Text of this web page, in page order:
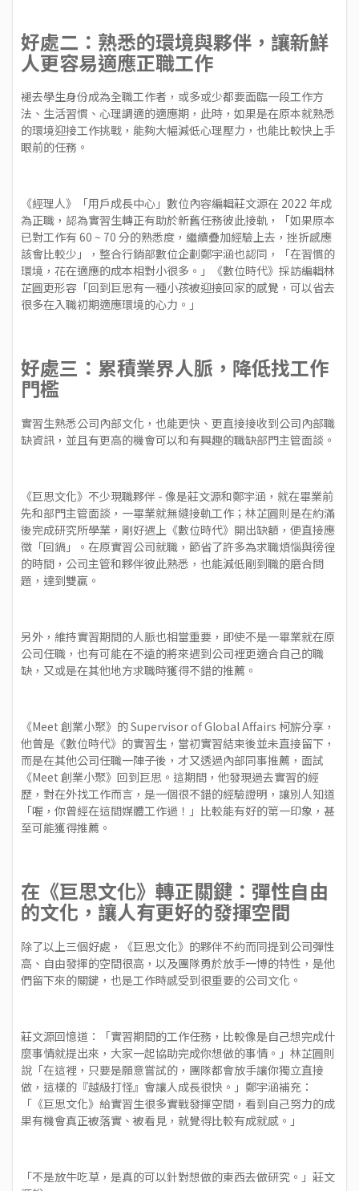
好處二：熟悉的環境與夥伴，讓新鮮
人更容易適應正職工作
褪去學生身份成為全職工作者，或多或少都要面臨一段工作方
法、生活習慣、心理調適的適應期，此時，如果是在原本就熟悉
的環境迎接工作挑戰，能夠大幅減低心理壓力，也能比較快上手
眼前的任務。
《經理人》「用戶成長中心」數位內容編輯莊文源在 2022 年成
為正職，認為實習生轉正有助於新舊任務彼此接軌，「如果原本
已對工作有 60 ~ 70 分的熟悉度，繼續疊加經驗上去，挫折感應
該會比較少」，整合行銷部數位企劃鄭宇涵也認同，「在習慣的
環境，花在適應的成本相對小很多。」《數位時代》採訪編輯林
芷圓更形容「回到巨思有一種小孩被迎接回家的感覺，可以省去
很多在入職初期適應環境的心力。」
好處三：累積業界人脈，降低找工作
門檻
實習生熟悉公司內部文化，也能更快、更直接接收到公司內部職
缺資訊，並且有更高的機會可以和有興趣的職缺部門主管面談。
《巨思文化》不少現職夥伴 - 像是莊文源和鄭宇涵，就在畢業前
先和部門主管面談，一畢業就無縫接軌工作；林芷圓則是在約滿
後完成研究所學業，剛好遇上《數位時代》開出缺額，便直接應
徵「回鍋」。在原實習公司就職，節省了許多為求職煩惱與徬徨
的時間，公司主管和夥伴彼此熟悉，也能減低剛到職的磨合問
題，達到雙贏。
另外，維持實習期間的人脈也相當重要，即使不是一畢業就在原
公司任職，也有可能在不遠的將來遇到公司裡更適合自己的職
缺，又或是在其他地方求職時獲得不錯的推薦。
《Meet 創業小聚》的 Supervisor of Global Affairs 柯旂分享，
他曾是《數位時代》的實習生，當初實習結束後並未直接留下，
而是在其他公司任職一陣子後，才又透過內部同事推薦，面試
《Meet 創業小聚》回到巨思。這期間，他發現過去實習的經
歷，對在外找工作而言，是一個很不錯的經驗證明，讓別人知道
「喔，你曾經在這間媒體工作過！」比較能有好的第一印象，甚
至可能獲得推薦。
在《巨思文化》轉正關鍵：彈性自由
的文化，讓人有更好的發揮空間
除了以上三個好處，《巨思文化》的夥伴不約而同提到公司彈性
高、自由發揮的空間很高，以及團隊勇於放手一博的特性，是他
們留下來的關鍵，也是工作時感受到很重要的公司文化。
莊文源回憶道：「實習期間的工作任務，比較像是自己想完成什
麼事情就提出來，大家一起協助完成你想做的事情。」林芷圓則
說「在這裡，只要是願意嘗試的，團隊都會放手讓你獨立直接
做，這樣的『越級打怪』會讓人成長很快。」鄭宇涵補充：
「《巨思文化》給實習生很多實戰發揮空間，看到自己努力的成
果有機會真正被落實、被看見，就覺得比較有成就感。」
「不是放牛吃草，是真的可以針對想做的東西去做研究。」莊文